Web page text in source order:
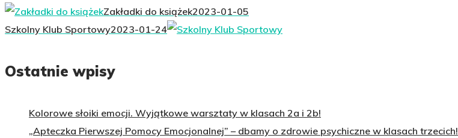
Zakładki do książek2023-01-05
Szkolny Klub Sportowy2023-01-24
Ostatnie wpisy
Kolorowe słoiki emocji. Wyjątkowe warsztaty w klasach 2a i 2b!
„Apteczka Pierwszej Pomocy Emocjonalnej” – dbamy o zdrowie psychiczne w klasach trzecich!